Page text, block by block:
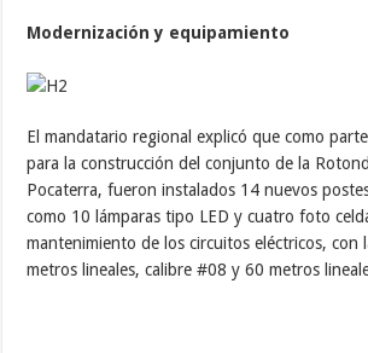
Modernización y equipamiento
El mandatario regional explicó que como
para la construcción del conjunto de la
Pocaterra, fueron instalados 14 nuevos
como 10 lámparas tipo LED y cuatro foto
mantenimiento de los circuitos eléctricos, con
metros lineales, calibre #08 y 60 metros